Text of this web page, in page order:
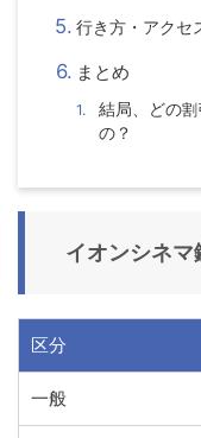
行き方・アクセ
まとめ
結局、どの割
の？
イオンシネマ
区分
一般